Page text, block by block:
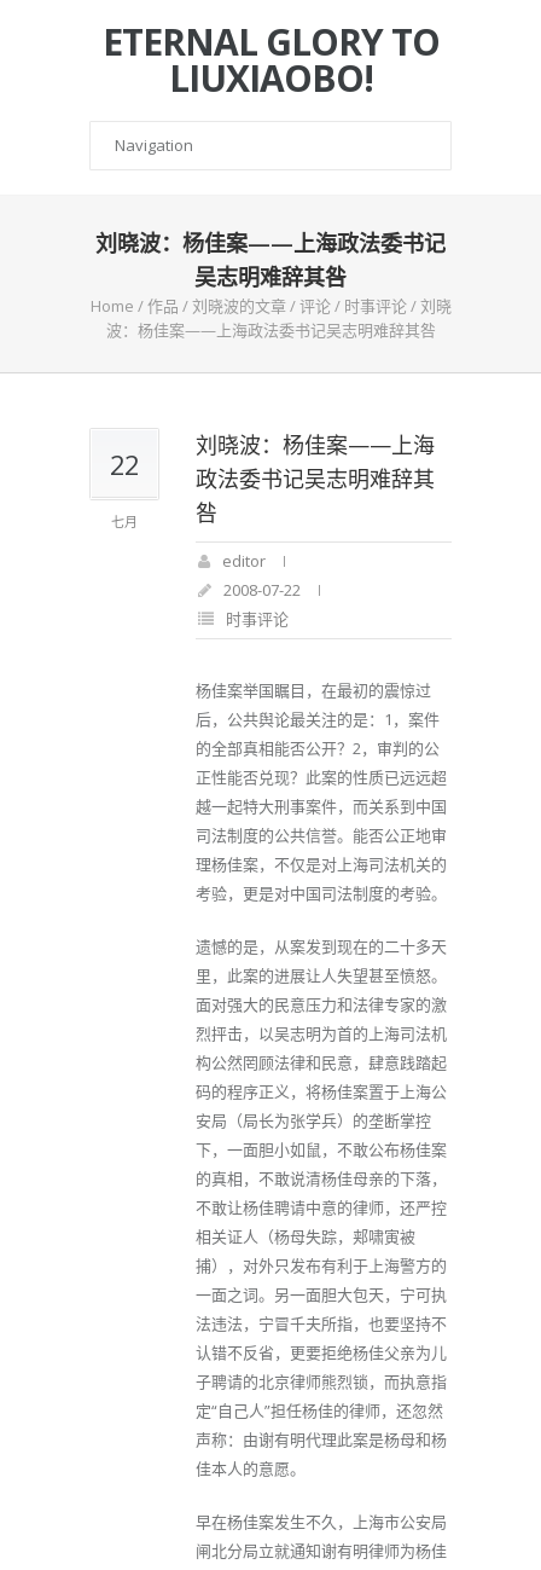
ETERNAL GLORY TO
LIUXIAOBO!
刘晓波：杨佳案——上海政法委书记
吴志明难辞其咎
Home /作品 /刘晓波的文章/评论/ 时事评论/刘晓
波：杨佳案——上海政法委书记吴志明难辞其咎
22
七月
刘晓波：杨佳案——上海
政法委书记吴志明难辞其
咎
editor
2008-07-22
时事评论
杨佳案举国瞩目，在最初的震惊过
后，公共舆论最关注的是：1，案件
的全部真相能否公开？2，审判的公
正性能否兑现？此案的性质已远远超
越一起特大刑事案件，而关系到中国
司法制度的公共信誉。能否公正地审
理杨佳案，不仅是对上海司法机关的
考验，更是对中国司法制度的考验。
遗憾的是，从案发到现在的二十多天
里，此案的进展让人失望甚至愤怒。
面对强大的民意压力和法律专家的激
烈抨击，以吴志明为首的上海司法机
构公然罔顾法律和民意，肆意践踏起
码的程序正义，将杨佳案置于上海公
安局（局长为张学兵）的垄断掌控
下，一面胆小如鼠，不敢公布杨佳案
的真相，不敢说清杨佳母亲的下落，
不敢让杨佳聘请中意的律师，还严控
相关证人（杨母失踪，郏啸寅被
捕），对外只发布有利于上海警方的
一面之词。另一面胆大包天，宁可执
法违法，宁冒千夫所指，也要坚持不
认错不反省，更要拒绝杨佳父亲为儿
子聘请的北京律师熊烈锁，而执意指
定“自己人”担任杨佳的律师，还忽然
声称：由谢有明代理此案是杨母和杨
佳本人的意愿。
早在杨佳案发生不久，上海市公安局
闸北分局立就通知谢有明律师为杨佳